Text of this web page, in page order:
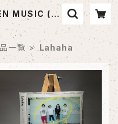
MUSIC (セ
ップ)
一覧 Lahaha